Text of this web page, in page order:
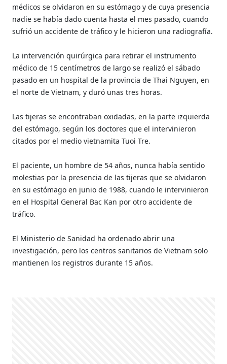
médicos se olvidaron en su estómago y de cuya presencia
nadie se había dado cuenta hasta el mes pasado, cuando
sufrió un accidente de tráfico y le hicieron una radiografía.
La intervención quirúrgica para retirar el instrumento
médico de 15 centímetros de largo se realizó el sábado
pasado en un hospital de la provincia de Thai Nguyen, en
el norte de Vietnam, y duró unas tres horas.
Las tijeras se encontraban oxidadas, en la parte izquierda
del estómago, según los doctores que el intervinieron
citados por el medio vietnamita Tuoi Tre.
El paciente, un hombre de 54 años, nunca había sentido
molestias por la presencia de las tijeras que se olvidaron
en su estómago en junio de 1988, cuando le intervinieron
en el Hospital General Bac Kan por otro accidente de
tráfico.
El Ministerio de Sanidad ha ordenado abrir una
investigación, pero los centros sanitarios de Vietnam solo
mantienen los registros durante 15 años.